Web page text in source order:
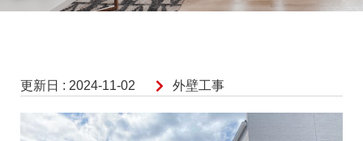
更新日 : 2024-11-02 外壁工事